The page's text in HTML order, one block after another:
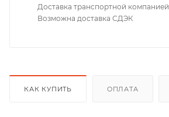
Доставка транспортной компанией
Возможна доставка СДЭК
КАК КУПИТЬ ОПЛАТА